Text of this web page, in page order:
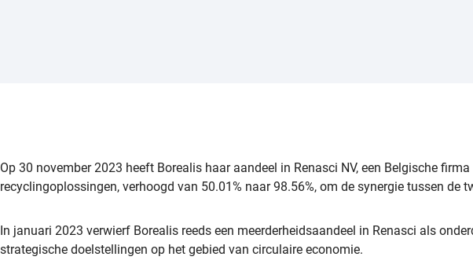
Op 30 november 2023 heeft Borealis haar aandeel in Renasci NV, een Belgische
recyclingoplossingen, verhoogd van 50.01% naar 98.56%, om de synergie tussen de
In januari 2023 verwierf Borealis reeds een meerderheidsaandeel in Renasci als
strategische doelstellingen op het gebied van circulaire economie.